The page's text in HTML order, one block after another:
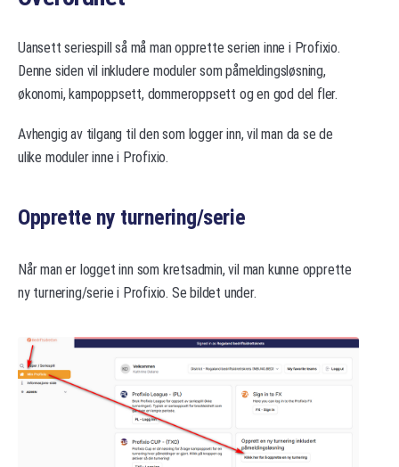
Uansett seriespill så må man opprette serien inne i Profixio.
Denne siden vil inkludere moduler som påmeldingsløsning,
økonomi, kampoppsett, dommeroppsett og en god del fler.
Avhengig av tilgang til den som logger inn, vil man da se de
ulike moduler inne i Profixio.
Opprette ny turnering/serie
Når man er logget inn som kretsadmin, vil man kunne opprette
ny turnering/serie i Profixio. Se bildet under.